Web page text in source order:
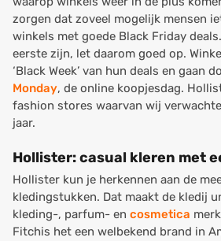
zorgen dat zoveel mogelijk mensen
winkels met goede Black Friday
eerste zijn, let daarom goed op.
‘Black Week’ van hun deals en gaan
Monday, de online koopjesdag.
fashion stores waarvan wij
jaar.
Hollister: casual kleren met
Hollister kun je herkennen aan de
kledingstukken. Dat maakt de kledij
kleding-, parfum- en cosmetica
Fitchis het een welbekend brand in